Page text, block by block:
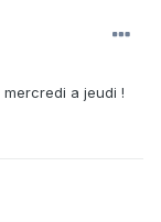
a jeudi !